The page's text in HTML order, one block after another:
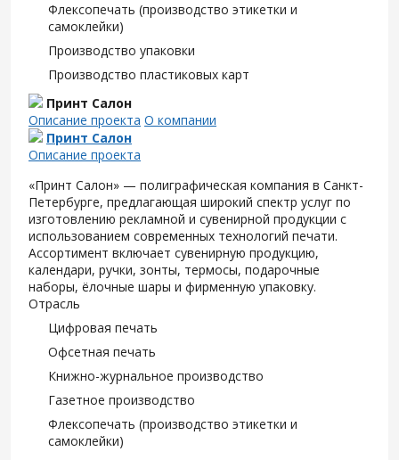
Флексопечать (производство этикетки и
самоклейки)
Производство упаковки
Производство пластиковых карт
Принт Салон
Описание проекта О компании
Принт Салон
Описание проекта
«Принт Салон» — полиграфическая компания в Санкт-
Петербурге, предлагающая широкий спектр услуг по
изготовлению рекламной и сувенирной продукции с
использованием современных технологий печати.
Ассортимент включает сувенирную продукцию,
календари, ручки, зонты, термосы, подарочные
наборы, ёлочные шары и фирменную упаковку.
Отрасль
Цифровая печать
Офсетная печать
Книжно-журнальное производство
Газетное производство
Флексопечать (производство этикетки и
самоклейки)